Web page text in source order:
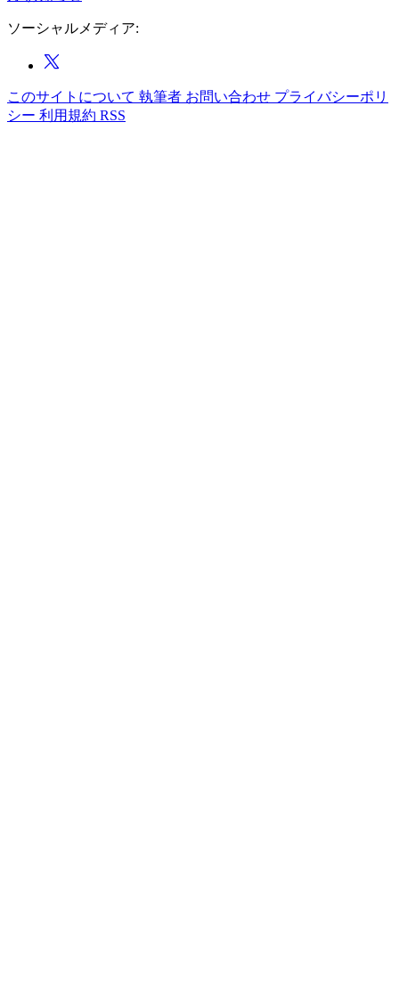
ソーシャルメディア:
このサイトについて 執筆者 お問い合わせ プライバシーポリ
シー 利用規約 RSS